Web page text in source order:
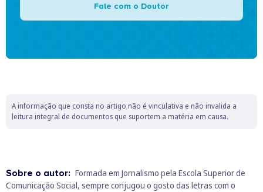
Fale com o Doutor
A informação que consta no artigo não é vinculativa e não invalida a
leitura integral de documentos que suportem a matéria em causa.
Sobre o autor: Formada em Jornalismo pela Escola Superior de
Comunicação Social, sempre conjugou o gosto das letras com o